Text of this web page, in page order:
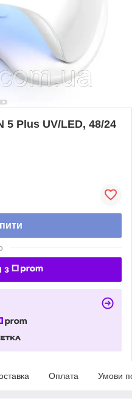
5 Plus UV/LED, 48/24
з
Оплата Умови